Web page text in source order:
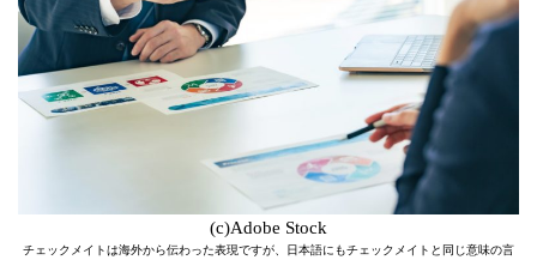
(c)Adobe Stock
チェックメイトは海外から伝わった表現ですが、日本語にもチェックメイトと同じ意味の言